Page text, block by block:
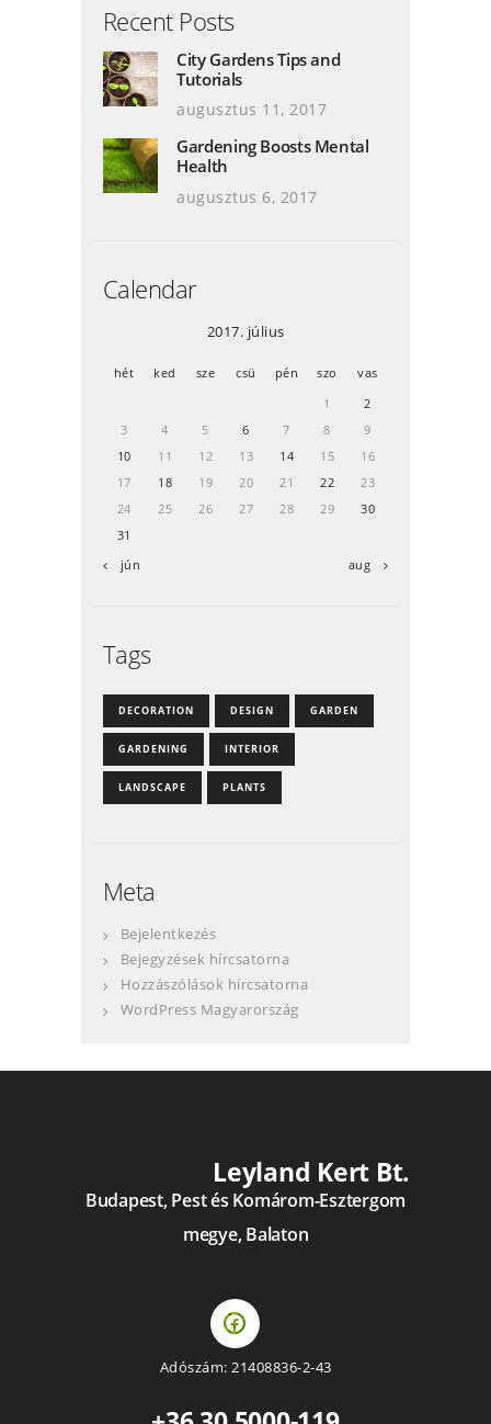
Recent Posts
City Gardens Tips and
Tutorials
augusztus 11, 2017
Gardening Boosts Mental
Health
augusztus 6, 2017
Calendar
2017. július
hét ked sze csü pén szo
vas
1
2
3
4 5 6 7 8
9
10
11 12 13 14 15
16
17
18 19 20 21 22
23
24
25 26 27 28 29
30
31
« jún
aug »
Tags
DECORATION DESIGN GARDEN
GARDENING INTERIOR
LANDSCAPE PLANTS
Meta
Bejelentkezés
Bejegyzések hírcsatorna
Hozzászólások hírcsatorna
WordPress Magyarország
Leyland Kert Bt.
Budapest, Pest és Komárom-Esztergom
megye, Balaton
Adószám: 21408836-2-43